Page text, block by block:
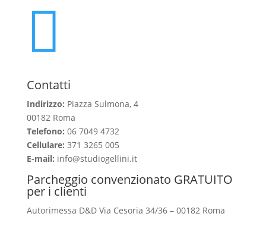

Contatti
Indirizzo: Piazza Sulmona, 4
00182 Roma
Telefono: 06 7049 4732
Cellulare: 371 3265 005
E-mail: info@studiogellini.it
Parcheggio convenzionato GRATUITO
per i clienti
Autorimessa D&D Via Cesoria 34/36 – 00182 Roma